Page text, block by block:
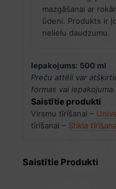
mazgāšanai ar
ūdeni. Produkts ir
nelielu daudzumu.
Iepakojums: 500 ml
Preču attēli var
formas vai iepakojuma.
Saistītie produkti
Virsmu tīrīšanai –
tīrīšanai – Stikla
Saistītie Produkti